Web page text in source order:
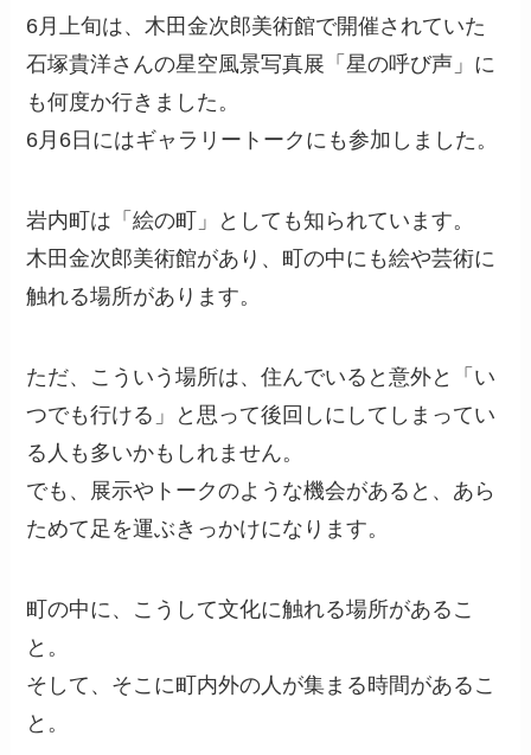
6月上旬は、木田金次郎美術館で開催されていた
石塚貴洋さんの星空風景写真展「星の呼び声」に
も何度か行きました。
6月6日にはギャラリートークにも参加しました。
岩内町は「絵の町」としても知られています。
木田金次郎美術館があり、町の中にも絵や芸術に
触れる場所があります。
ただ、こういう場所は、住んでいると意外と「い
つでも行ける」と思って後回しにしてしまってい
る人も多いかもしれません。
でも、展示やトークのような機会があると、あら
ためて足を運ぶきっかけになります。
町の中に、こうして文化に触れる場所があるこ
と。
そして、そこに町内外の人が集まる時間があるこ
と。